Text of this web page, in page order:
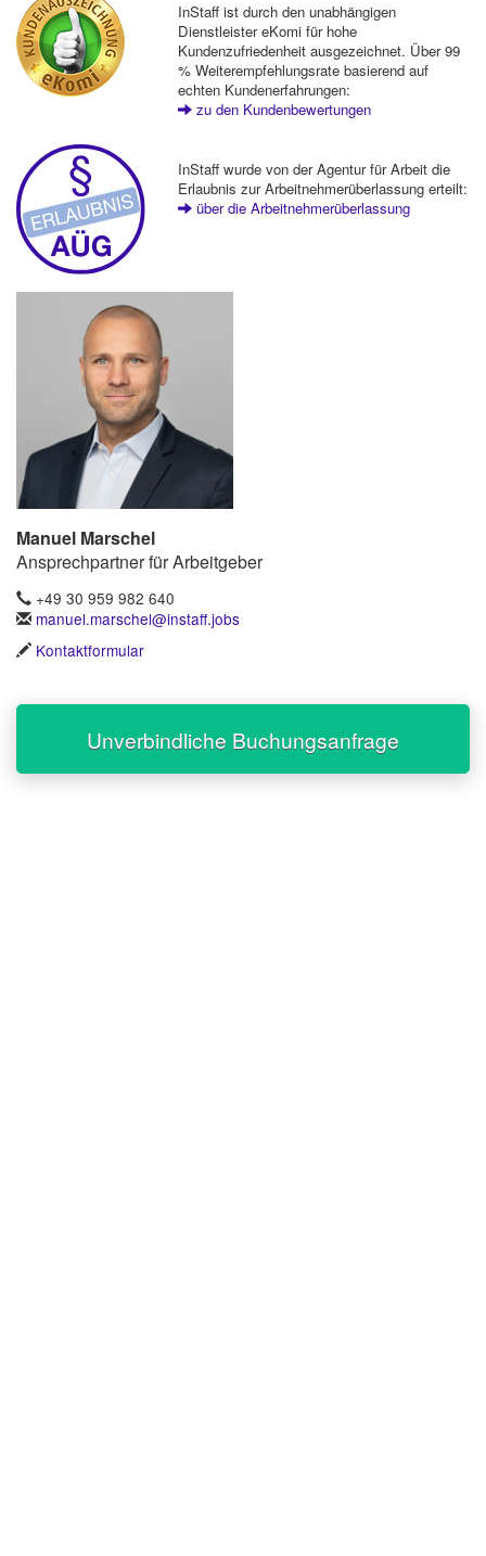
InStaff ist durch den unabhängigen
Dienstleister eKomi für hohe
Kundenzufriedenheit ausgezeichnet. Über 99
% Weiterempfehlungsrate basierend auf
echten Kundenerfahrungen:
zu den Kundenbewertungen
InStaff wurde von der Agentur für Arbeit die
Erlaubnis zur Arbeitnehmerüberlassung erteilt:
über die Arbeitnehmerüberlassung
Manuel Marschel
Ansprechpartner für Arbeitgeber
+49 30 959 982 640
manuel.marschel@instaff.jobs
Kontaktformular
Unverbindliche Buchungsanfrage